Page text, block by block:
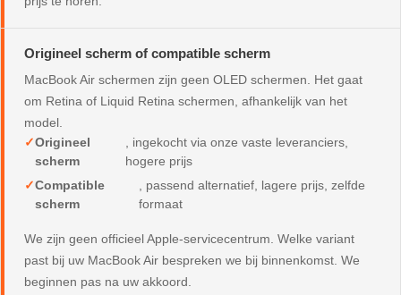
Origineel scherm of compatible scherm
MacBook Air schermen zijn geen OLED schermen. Het gaat
om Retina of Liquid Retina schermen, afhankelijk van het
model.
Origineel
scherm
, ingekocht via onze vaste leveranciers,
hogere prijs
Compatible
scherm
, passend alternatief, lagere prijs, zelfde
formaat
We zijn geen officieel Apple-servicecentrum. Welke variant
past bij uw MacBook Air bespreken we bij binnenkomst. We
beginnen pas na uw akkoord.